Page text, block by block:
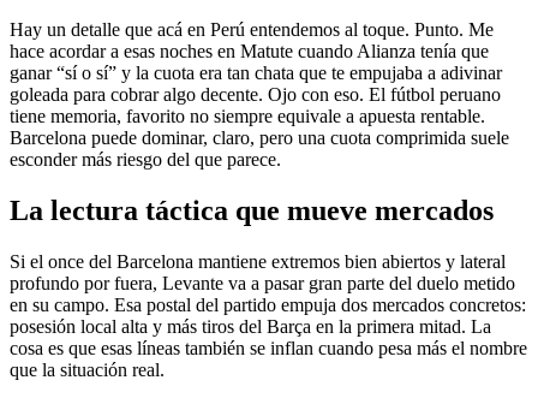
Hay un detalle que acá en Perú entendemos al toque. Punto. Me
hace acordar a esas noches en Matute cuando Alianza tenía que
ganar “sí o sí” y la cuota era tan chata que te empujaba a adivinar
goleada para cobrar algo decente. Ojo con eso. El fútbol peruano
tiene memoria, favorito no siempre equivale a apuesta rentable.
Barcelona puede dominar, claro, pero una cuota comprimida suele
esconder más riesgo del que parece.
La lectura táctica que mueve mercados
Si el once del Barcelona mantiene extremos bien abiertos y lateral
profundo por fuera, Levante va a pasar gran parte del duelo metido
en su campo. Esa postal del partido empuja dos mercados concretos:
posesión local alta y más tiros del Barça en la primera mitad. La
cosa es que esas líneas también se inflan cuando pesa más el nombre
que la situación real.